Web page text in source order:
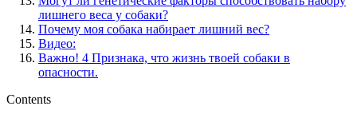
лишнего веса у собаки?
Почему моя собака набирает лишний вес?
Видео:
Важно! 4 Признака, что жизнь твоей собаки в
опасности.
Contents